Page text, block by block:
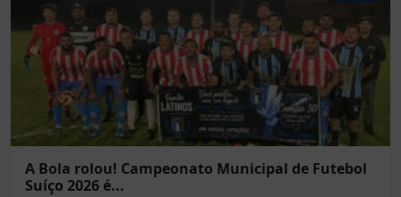
A Bola rolou! Campeonato Municipal de Futebol
Suíço 2026 é...